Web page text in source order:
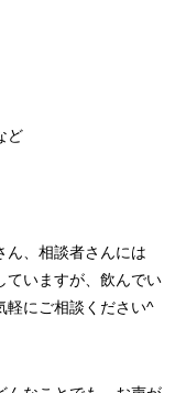
ど
ん、相談者さんには
ていますが、飲んでい
軽にご相談ください^